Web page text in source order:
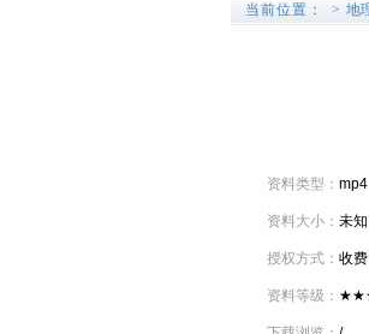
当前位置： > 地
资料类型： mp4
资料大小： 未知
授权方式： 收
资料等级：